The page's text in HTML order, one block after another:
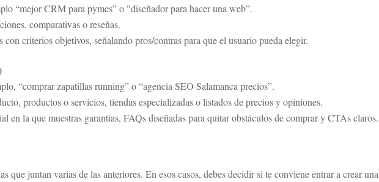
“mejor CRM para pymes” o "diseñador para hacer una web”.
comparativas o reseñas.
con criterios objetivos, señalando pros/contras para que el usuario pueda elegir.
“comprar zapatillas running” o “agencia SEO Salamanca precios”.
productos o servicios, tiendas especializadas o listados de precios y opiniones.
en la que muestras garantías, FAQs diseñadas para quitar obstáculos de comprar y CTAs claros.
que juntan varias de las anteriores. En esos casos, debes decidir si te conviene entrar a crear